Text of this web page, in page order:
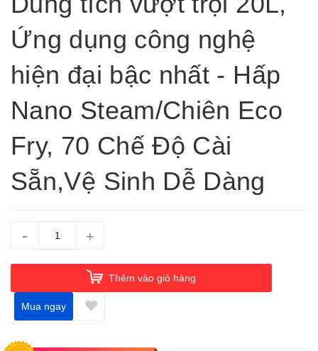
Ứng dụng công nghệ
hiện đại bậc nhất - Hấp
Nano Steam/Chiên Eco
Fry, 70 Chế Độ Cài
Sẵn,Vệ Sinh Dễ Dàng
- +
Thêm vào giỏ hàng
Mua ngay